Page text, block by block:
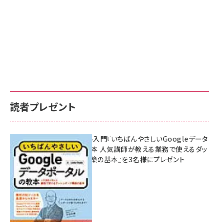
読者プレゼント
無料BIツール入門『いちばんやさしいGoogleデータ
ポータルの教本 人気講師が教える業務で使えるダッ
シュボード構築の基本』を3名様にプレゼント
7月31日 10:00